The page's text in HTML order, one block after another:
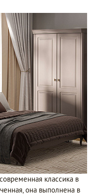
классика в
она выполнена в